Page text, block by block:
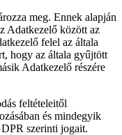
meg. Ennek alapján
Adatkezelő között az
felel az általa
hogy az általa gyűjtött
Adatkezelő részére
feltételeitől
és mindegyik
szerinti jogait.